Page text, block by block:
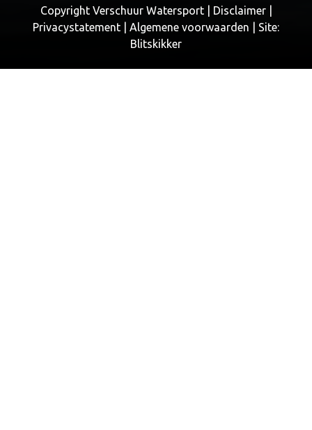
Copyright Verschuur Watersport | Disclaimer|
Privacystatement
Algemene voorwaarden | Site:
Blitskikker